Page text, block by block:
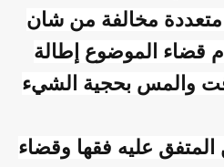
متعددة مخالفة من شان
قضاء الموضوع إطالة
والمس بحجية الشيء
المتفق عليه فقها وقضاء